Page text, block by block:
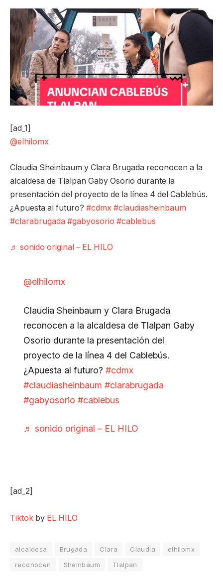
[ad_1]
@elhilomx
Claudia Sheinbaum y Clara Brugada reconocen a la
alcaldesa de Tlalpan Gaby Osorio durante la
presentación del proyecto de la línea 4 del Cablebús.
¿Apuesta al futuro? #cdmx #claudiasheinbaum
#clarabrugada #gabyosorio #cablebus
♬ sonido original – EL HILO
@elhilomx
Claudia Sheinbaum y Clara Brugada
reconocen a la alcaldesa de Tlalpan Gaby
Osorio durante la presentación del
proyecto de la línea 4 del Cablebús.
¿Apuesta al futuro? #cdmx
#claudiasheinbaum #clarabrugada
#gabyosorio #cablebus
♬ sonido original – EL HILO
[ad_2]
Tiktok by EL HILO
alcaldesa Brugada Clara Claudia
elhilomx
reconocen
Sheinbaum Tlalpan